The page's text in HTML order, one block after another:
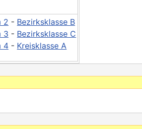
2 - Bezirksklasse B
3 - Bezirksklasse C
4 - Kreisklasse A